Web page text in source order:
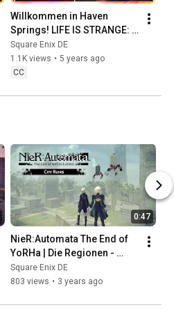
Willkommen in Haven
Springs! LIFE IS STRANGE:
True Colors
Square Enix DE
1.1K views • 5 years ago
CC
0:47
NieR:Automata The End of
YoRHa | Die Regionen -
Ruinenstadt
Square Enix DE
803 views • 3 years ago